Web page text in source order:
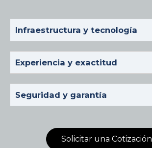
Infraestructura y tecnología
Experiencia y exactitud
Seguridad y garantía
Solicitar una Cotización